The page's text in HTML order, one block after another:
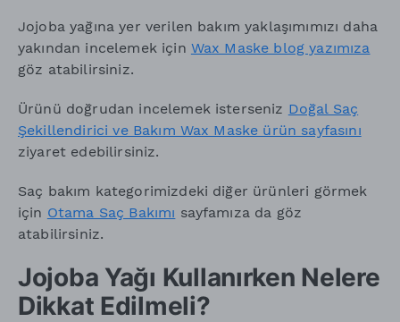
Jojoba yağına yer verilen bakım yaklaşımımızı daha
yakından incelemek için Wax Maske blog yazımıza
göz atabilirsiniz.
Ürünü doğrudan incelemek isterseniz Doğal Saç
Şekillendirici ve Bakım Wax Maske ürün sayfasını
ziyaret edebilirsiniz.
Saç bakım kategorimizdeki diğer ürünleri görmek
için Otama Saç Bakımı sayfamıza da göz
atabilirsiniz.
Jojoba Yağı Kullanırken Nelere
Dikkat Edilmeli?